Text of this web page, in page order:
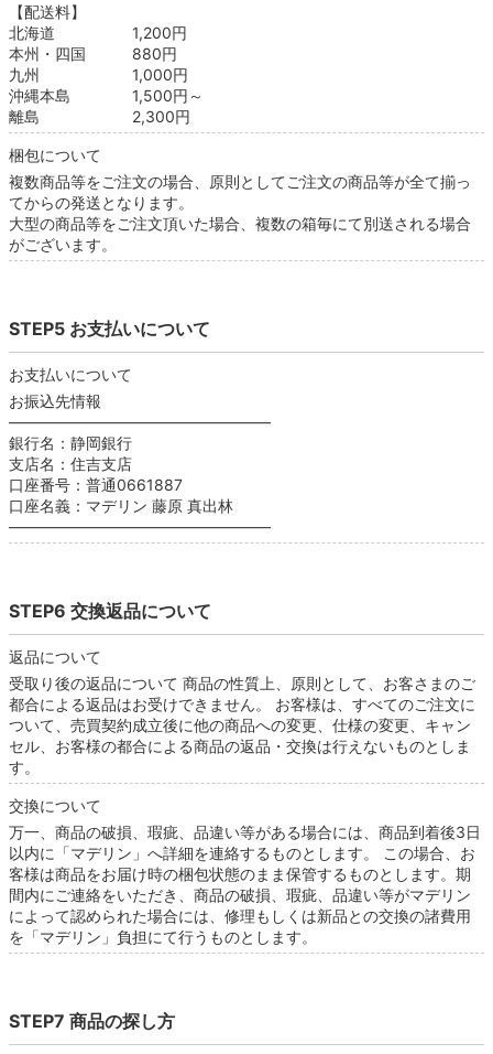
【配送料】
北海道 1,200円
本州・四国 880円
九州 1,000円
沖縄本島 1,500円～
離島 2,300円
梱包について
複数商品等をご注文の場合、原則としてご注文の商品等が全て揃っ
てからの発送となります。
大型の商品等をご注文頂いた場合、複数の箱毎にて別送される場合
がございます。
STEP5 お支払いについて
お支払いについて
お振込先情報
―――――――――――――――――
銀行名：静岡銀行
支店名：住吉支店
口座番号：普通0661887
口座名義：マデリン 藤原 真出林
―――――――――――――――――
STEP6 交換返品について
返品について
受取り後の返品について 商品の性質上、原則として、お客さまのご
都合による返品はお受けできません。 お客様は、すべてのご注文に
ついて、売買契約成立後に他の商品への変更、仕様の変更、キャン
セル、お客様の都合による商品の返品・交換は行えないものとしま
す。
交換について
万一、商品の破損、瑕疵、品違い等がある場合には、商品到着後3日
以内に「マデリン」へ詳細を連絡するものとします。 この場合、お
客様は商品をお届け時の梱包状態のまま保管するものとします。期
間内にご連絡をいただき、商品の破損、瑕疵、品違い等がマデリン
によって認められた場合には、修理もしくは新品との交換の諸費用
を「マデリン」負担にて行うものとします。
STEP7 商品の探し方